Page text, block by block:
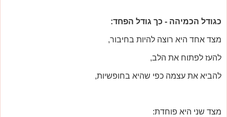
כגודל הכמיהה - כך גודל הפחד:
מצד אחד היא רוצה להיות בחיבור,
להעז לפתוח את הלב,
להביא את עצמה כפי שהיא בחופשיות,
מצד שני היא פוחדת: